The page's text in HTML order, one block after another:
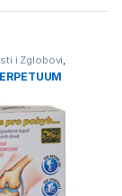
i Zglobovi,